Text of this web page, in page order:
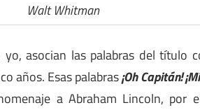
Walt Whitman
asocian las palabras del título
años. Esas palabras¡Oh Capitán!
a Abraham Lincoln, por